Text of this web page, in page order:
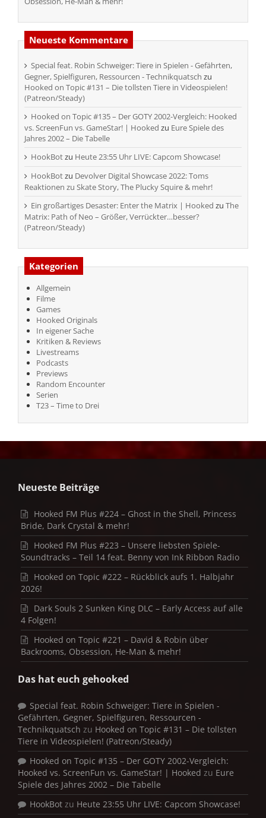
Neueste Kommentare
Special feat. Robin Schweiger: Tiere in Spielen - Gefährten,
Gegner, Spielfiguren, Ressourcen - Technikquatsch zu
Hooked on Topic #131 – Die tollsten Tiere in Videospielen!
(Patreon/Steady)
Hooked on Topic #135 – Der GOTY 2002-Vergleich: Hooked
vs. ScreenFun vs. GameStar! | Hooked zu Eure Spiele des
Jahres 2002 – Die Tabelle
HookBotzu Heute 23:55 Uhr LIVE: Capcom Showcase!
HookBotzu Devolver Digital Showcase 2022: Toms
Reaktionen zu Skate Story, The Plucky Squire & mehr!
Ein großartiges Desaster: Enter the Matrix | Hooked zu The
Matrix: Path of Neo – Größer, Verrückter…besser?
(Patreon/Steady)
Kategorien
Allgemein
Filme
Games
Hooked Originals
In eigener Sache
Kritiken & Reviews
Livestreams
Podcasts
Previews
Random Encounter
Serien
T23 – Time to Drei
Neueste Beiträge
Hooked FM Plus #224 – Ghost in the Shell, Princess
Bride, Dark Crystal & mehr!
Hooked FM Plus #223 – Unsere liebsten Spiele-
Soundtracks – Teil 14 feat. Benny von Ink Ribbon Radio
Hooked on Topic #222 – Rückblick aufs 1. Halbjahr
2026!
Dark Souls 2 Sunken King DLC – Early Access auf alle
4 Folgen!
Hooked on Topic #221 – David & Robin über
Backrooms, Obsession, He-Man & mehr!
Das hat euch gehooked
Special feat. Robin Schweiger: Tiere in Spielen -
Gefährten, Gegner, Spielfiguren, Ressourcen -
Technikquatsch zu Hooked on Topic #131 – Die tollsten
Tiere in Videospielen! (Patreon/Steady)
Hooked on Topic #135 – Der GOTY 2002-Vergleich:
Hooked vs. ScreenFun vs. GameStar! | Hooked zu Eure
Spiele des Jahres 2002 – Die Tabelle
HookBot zu Heute 23:55 Uhr LIVE: Capcom Showcase!